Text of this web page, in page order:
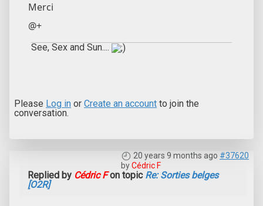
Merci
@+
See, Sex and Sun....
Please Log in or Create an account to join the
conversation.
20 years 9 months ago #37620
byCédric F
Replied by Cédric Fon topic Re: Sorties belges
[O2R]